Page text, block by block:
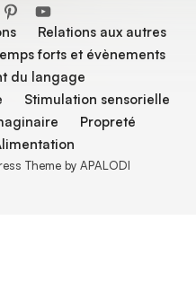
Relations aux autres
forts et évènements
du langage
Stimulation sensorielle
Propreté
Theme by APALODI